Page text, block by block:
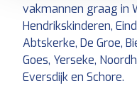
vakmannen graag in
Hendrikskinderen,
Abtskerke, De Groe,
Goes, Yerseke,
Eversdijk en Schore.